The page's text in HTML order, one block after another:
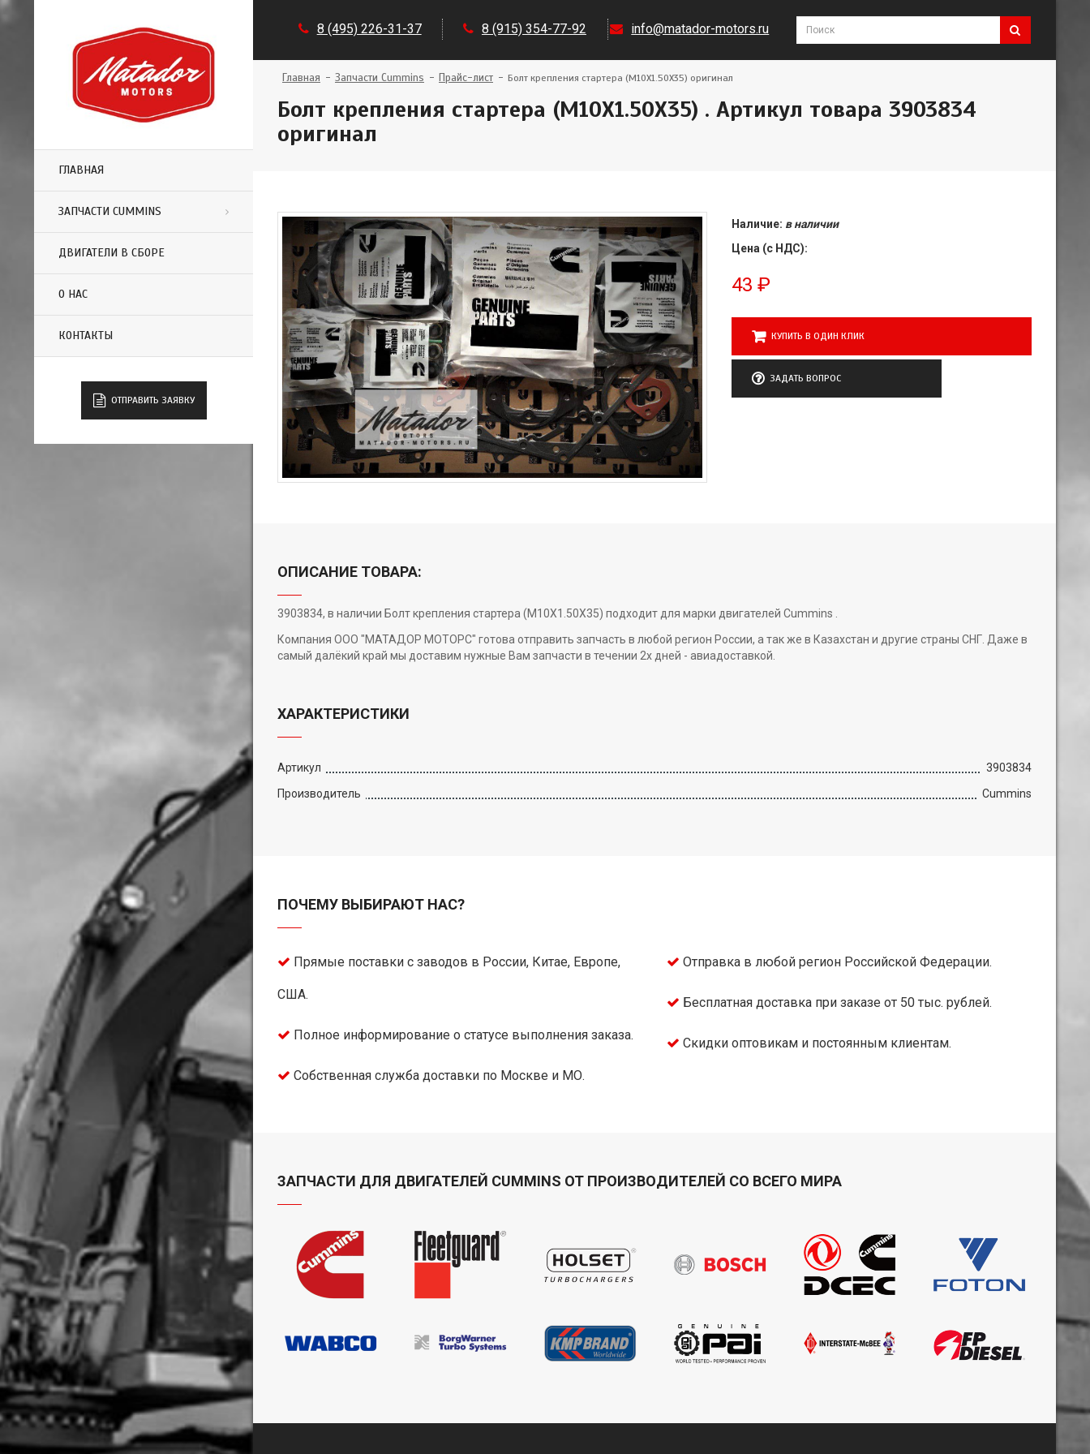
ГЛАВНАЯ
ЗАПЧАСТИ CUMMINS
ДВИГАТЕЛИ В СБОРЕ
О НАС
КОНТАКТЫ
ОТПРАВИТЬ ЗАЯВКУ
8 (495) 226-31-37 8 (915) 354-77-92 info@matador-motors.ru
Главная Запчасти Cummins Прайс-лист Болт крепления стартера (M10X1.50X35) оригинал
Болт крепления стартера (M10X1.50X35) . Артикул товара 3903834
оригинал
Наличие: в наличии
Цена (с НДС):
43 ₽
КУПИТЬ В ОДИН КЛИК
ЗАДАТЬ ВОПРОС
ОПИСАНИЕ ТОВАРА:
3903834, в наличии Болт крепления стартера (M10X1.50X35) подходит для марки двигателей Cummins .
Компания ООО "МАТАДОР МОТОРС" готова отправить запчасть в любой регион России, а так же в Казахстан и другие страны СНГ. Даже в
самый далёкий край мы доставим нужные Вам запчасти в течении 2х дней - авиадоставкой.
ХАРАКТЕРИСТИКИ
Артикул
3903834
Производитель
Cummins
ПОЧЕМУ ВЫБИРАЮТ НАС?
Прямые поставки с заводов в России, Китае, Европе,
США.
Полное информирование о статусе выполнения заказа.
Собственная служба доставки по Москве и МО.
Отправка в любой регион Российской Федерации.
Бесплатная доставка при заказе от 50 тыс. рублей.
Скидки оптовикам и постоянным клиентам.
ЗАПЧАСТИ ДЛЯ ДВИГАТЕЛЕЙ CUMMINS ОТ ПРОИЗВОДИТЕЛЕЙ СО ВСЕГО МИРА